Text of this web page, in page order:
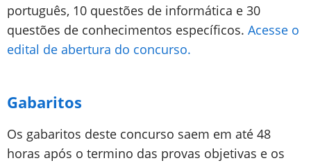
português, 10 questões de informática e 30
questões de conhecimentos específicos. Acesse o
edital de abertura do concurso.
Gabaritos
Os gabaritos deste concurso saem em até 48
horas após o termino das provas objetivas e os